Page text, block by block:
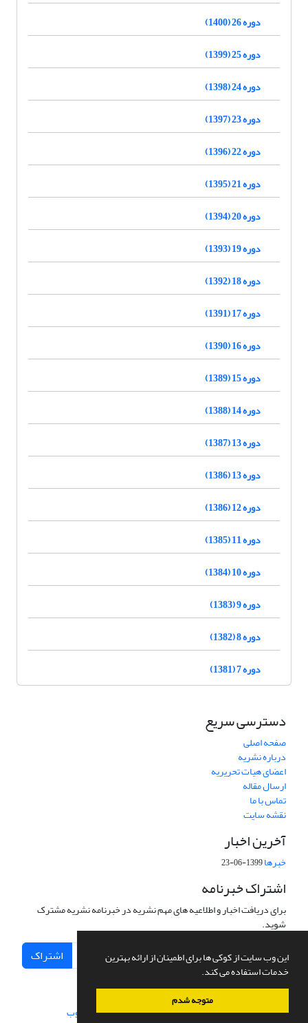
این وب سایت از کوکی ها برای اطمینان از ارائه بهترین
خدمات استفاده می کند.
متوجه شدم
دوره 26 (1400)
دوره 25 (1399)
دوره 24 (1398)
دوره 23 (1397)
دوره 22 (1396)
دوره 21 (1395)
دوره 20 (1394)
دوره 19 (1393)
دوره 18 (1392)
دوره 17 (1391)
دوره 16 (1390)
دوره 15 (1389)
دوره 14 (1388)
دوره 13 (1387)
دوره 13 (1386)
دوره 12 (1386)
دوره 11 (1385)
دوره 10 (1384)
دوره 9 (1383)
دوره 8 (1382)
دوره 7 (1381)
دسترسی سریع
صفحه اصلی
درباره نشریه
اعضای هیات تحریریه
ارسال مقاله
تماس با ما
نقشه سایت
آخرین اخبار
خبرها1399-06-23
اشتراک خبرنامه
برای دریافت اخبار و اطلاعیه های مهم نشریه در خبرنامه نشریه مشترک
شوید.
اشتراک
سامانه مدیریت نشریات علمی.طراحی و پیاده سازی از سیناوب